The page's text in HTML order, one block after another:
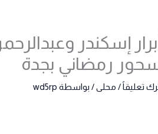
إسكندر
رمضاني بجدة
تعليقاً/ محلى/ بواسطة wd5rp